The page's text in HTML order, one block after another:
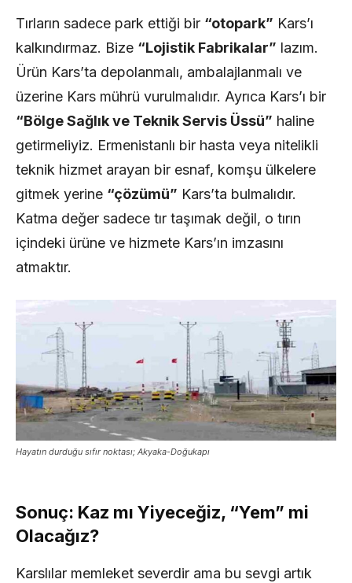
Tırların sadece park ettiği bir “otopark” Kars’ı
kalkındırmaz. Bize “Lojistik Fabrikalar” lazım.
Ürün Kars’ta depolanmalı, ambalajlanmalı ve
üzerine Kars mührü vurulmalıdır. Ayrıca Kars’ı bir
“Bölge Sağlık ve Teknik Servis Üssü” haline
getirmeliyiz. Ermenistanlı bir hasta veya nitelikli
teknik hizmet arayan bir esnaf, komşu ülkelere
gitmek yerine “çözümü” Kars’ta bulmalıdır.
Katma değer sadece tır taşımak değil, o tırın
içindeki ürüne ve hizmete Kars’ın imzasını
atmaktır.
Hayatın durduğu sıfır noktası; Akyaka-Doğukapı
Sonuç: Kaz mı Yiyeceğiz, “Yem” mi
Olacağız?
Karslılar memleket severdir ama bu sevgi artık